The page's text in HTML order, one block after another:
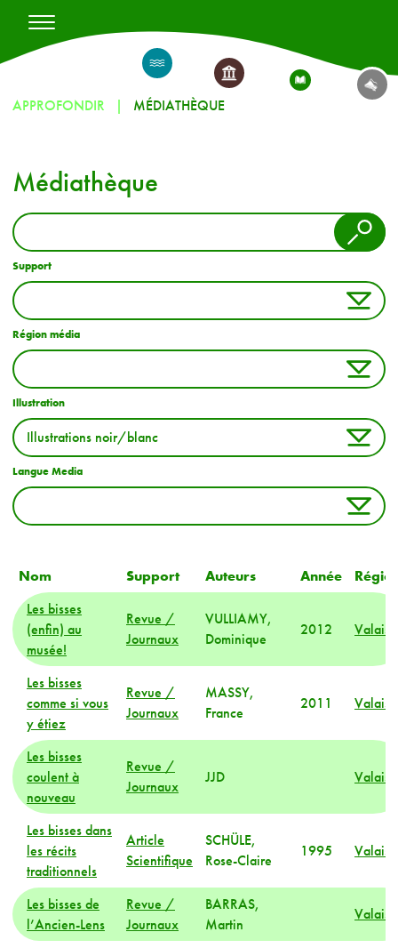
APPROFONDIR MÉDIATHÈQUE
Médiathèque
Support
Région média
Illustration
Langue Media
Nom Support Auteurs Année
Les bisses
(enfin) au
musée!
Revue /
Journaux
VULLIAMY,
Dominique
2012 Valais
Les bisses
comme si vous
y étiez
Revue /
Journaux
MASSY,
France
2011 Valais
Les bisses
coulent à
nouveau
Revue /
Journaux
JJD Valais
Les bisses dans
les récits
traditionnels
Article
Scientifique
SCHÜLE,
Rose-Claire
1995 Valais
Les bisses de
l’Ancien-Lens
Revue /
Journaux
BARRAS,
Martin
Valais